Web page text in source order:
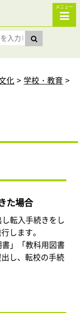
メニュー
化
学校・教育
た場合
転入手続きをし
します。
」「教科用図書
し、転校の手続